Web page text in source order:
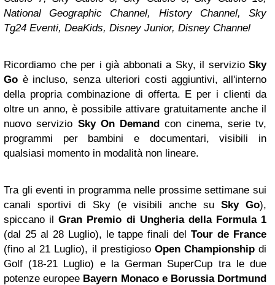
National Geographic Channel, History Channel, Sky
Tg24 Eventi, DeaKids, Disney Junior, Disney Channel
Ricordiamo che per i già abbonati a Sky, il servizioSky
Go è incluso, senza ulteriori costi aggiuntivi, all'interno
della propria combinazione di offerta. E per i clienti da
oltre un anno, è possibile attivare gratuitamente anche il
nuovo servizio Sky On Demand con cinema, serie tv,
programmi per bambini e documentari, visibili in
qualsiasi momento in modalità non lineare.
Tra gli eventi in programma nelle prossime settimane sui
canali sportivi di Sky (e visibili anche su Sky Go),
spiccano ilGran Premio di Ungheria della Formula 1
(dal 25 al 28 Luglio), le tappe finali delTour de France
(fino al 21 Luglio), il prestigioso Open Championship di
Golf (18-21 Luglio) e la German SuperCup tra le due
potenze europee Bayern Monacoe Borussia Dortmund